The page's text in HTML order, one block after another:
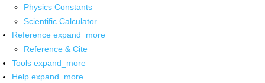
Physics Constants
Scientific Calculator
Reference expand_more
Reference & Cite
Tools expand_more
Help expand_more